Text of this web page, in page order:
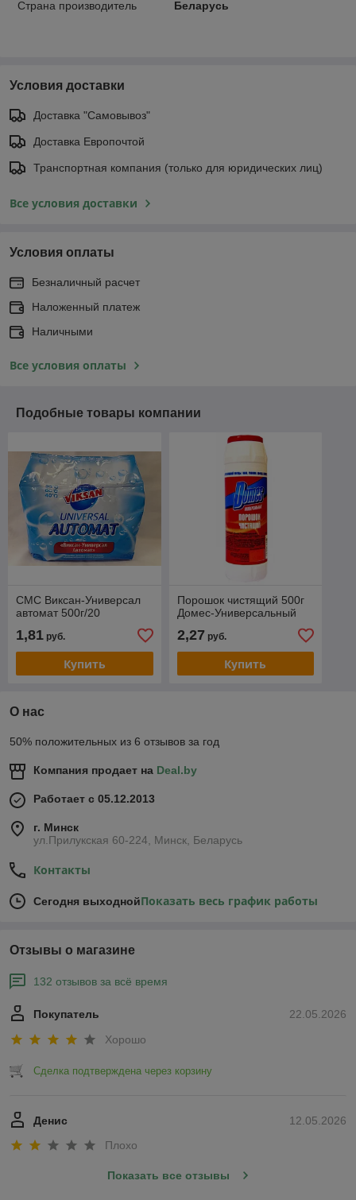
Страна производитель Беларусь
Условия доставки
Доставка "Самовывоз"
Доставка Европочтой
Транспортная компания (только для юридических лиц)
Все условия доставки
Условия оплаты
Безналичный расчет
Наложенный платеж
Наличными
Все условия оплаты
Подобные товары компании
СМС Виксан-Универсал
автомат 500г/20
1,81 руб.
Купить
Порошок чистящий 500г
Домес-Универсальный
2,27 руб.
Купить
О нас
50% положительных из 6 отзывов за год
Компания продает на Deal.by
Работает с 05.12.2013
г. Минск
ул.Прилукская 60-224, Минск, Беларусь
Контакты
Сегодня выходнойПоказать весь график работы
Отзывы о магазине
132 отзывов за всё время
22.05.2026
Покупатель
Хорошо
Сделка подтверждена через корзину
12.05.2026
Денис
Плохо
Показать все отзывы